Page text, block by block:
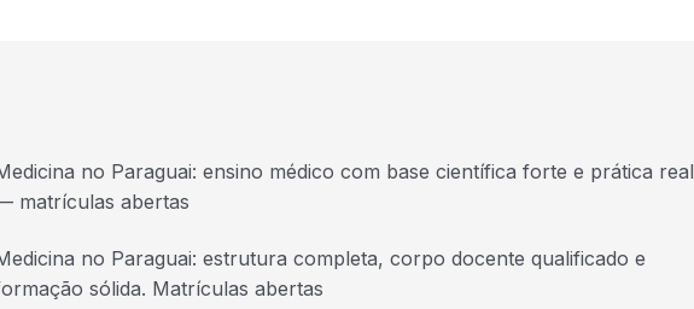
no Paraguai: ensino médico com base científica forte e prática real
matrículas abertas
no Paraguai: estrutura completa, corpo docente qualificado e
sólida. Matrículas abertas